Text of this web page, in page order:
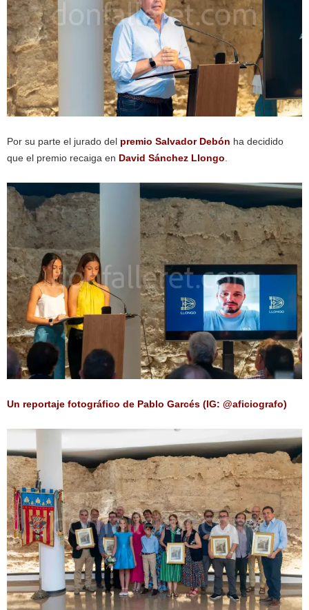
Por su parte el jurado del premio Salvador Debón ha decidido
que el premio recaiga en David Sánchez Llongo
Un reportaje fotográfico de Pablo Garcés (IG: @aficiografo)